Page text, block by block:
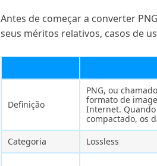
Antes de começar a converter
seus méritos relativos, casos de
Definição
PNG, ou
formato de
Internet. Quando
compactado, os
Categoria
Lossless